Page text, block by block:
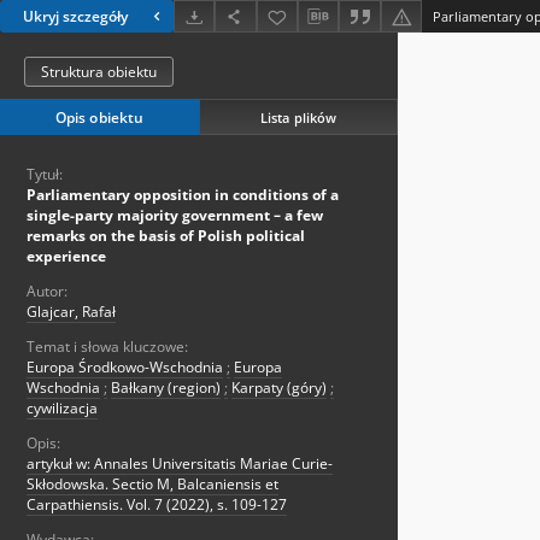
Ukryj szczegóły
Struktura obiektu
Opis obiektu Lista plików
Tytuł:
Parliamentary opposition in conditions of a
single-party majority government – a few
remarks on the basis of Polish political
experience
Autor:
Glajcar, Rafał
Temat i słowa kluczowe:
Europa Środkowo-Wschodnia ; Europa
Wschodnia ; Bałkany (region) ; Karpaty (góry) ;
cywilizacja
Opis:
artykuł w: Annales Universitatis Mariae Curie-
Skłodowska. Sectio M, Balcaniensis et
Carpathiensis. Vol. 7 (2022), s. 109-127